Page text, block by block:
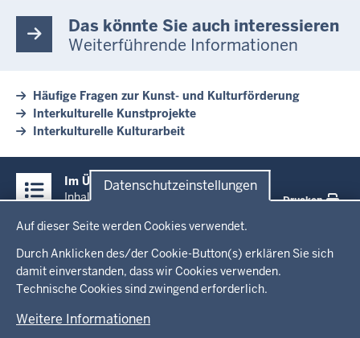
Datenschutzeinstellungen
Auf dieser Seite werden Cookies verwendet.
Durch Anklicken des/der Cookie-Button(s) erklären Sie sich
damit einverstanden, dass wir Cookies verwenden.
Technische Cookies sind zwingend erforderlich.
Weitere Informationen
Das könnte Sie auch interessieren
Weiterführende Informationen
Häufige Fragen zur Kunst- und Kulturförderung
Interkulturelle Kunstprojekte
Interkulturelle Kulturarbeit
Inhalte
Im Überblick
Inhalt
Drucken
Menü
in
der
Fußzeile
Startseite
Ministerium
Leitung des Hauses